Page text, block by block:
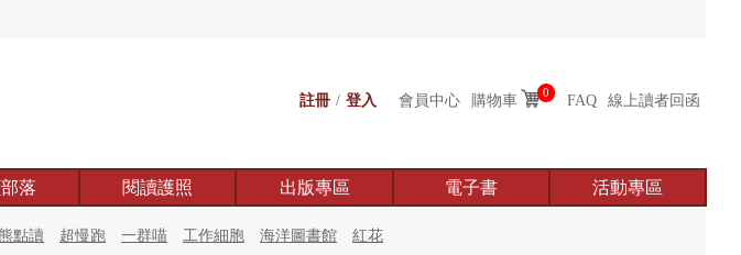
註冊 / 登入 會員中心 購物車 0 FAQ 線上讀者回函
落 閱讀護照 出版專區 電子書 活動專區
點讀 超慢跑 一群喵 工作細胞 海洋圖書館 紅花